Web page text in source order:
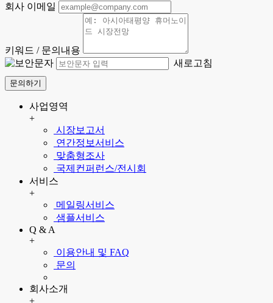
회사 이메일
키워드 / 문의내용
새로고침
문의하기
사업영역
+
시장보고서
연간정보서비스
맞춤형조사
국제컨퍼런스/전시회
서비스
+
메일링서비스
샘플서비스
Q & A
+
이용안내 및 FAQ
문의
회사소개